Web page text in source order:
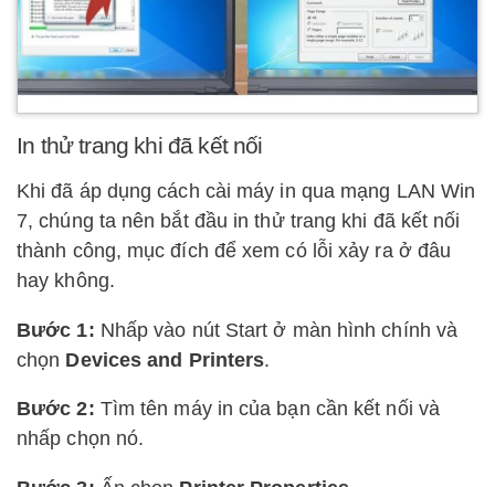
In thử trang khi đã kết nối
Khi đã áp dụng cách cài máy in qua mạng LAN Win
7, chúng ta nên bắt đầu in thử trang khi đã kết nối
thành công, mục đích để xem có lỗi xảy ra ở đâu
hay không.
Bước 1: Nhấp vào nút Start ở màn hình chính và
chọn Devices and Printers.
Bước 2: Tìm tên máy in của bạn cần kết nối và
nhấp chọn nó.